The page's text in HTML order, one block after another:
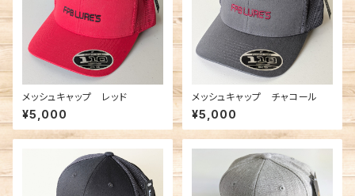
メッシュキャップ レッド
¥5,000
メッシュキャップ チャコール
¥5,000